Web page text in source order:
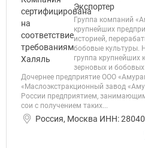
Экспортер
Группа компаний
крупнейших
историей,
бобовые культуры.
группа крупнейших
зерновых и
Дочернее предприятие ООО
«Маслоэкстракционный завод
России предприятием,
сои с получением таких...
Россия, Москва ИНН: